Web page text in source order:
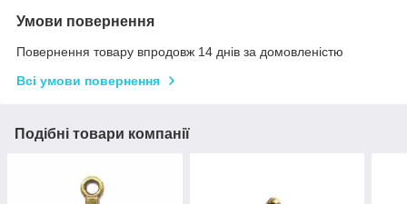
Умови повернення
Повернення товару впродовж 14 днів за домовленістю
Всі умови повернення
Подібні товари компанії